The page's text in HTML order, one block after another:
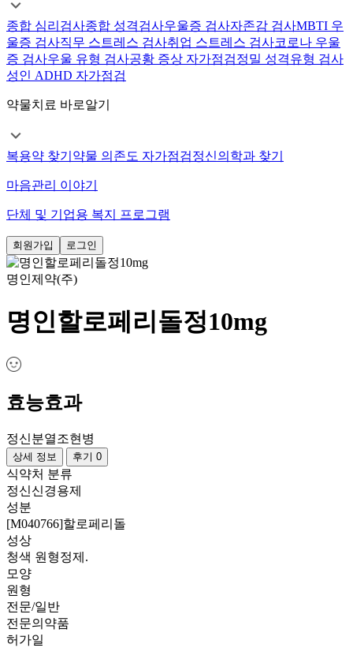
종합 심리검사종합 성격검사우울증 검사자존감 검사MBTI 우
울증 검사직무 스트레스 검사취업 스트레스 검사코로나 우울
증 검사우울 유형 검사공황 증상 자가점검정밀 성격유형 검사
성인 ADHD 자가점검
약물치료 바로알기
복용약 찾기 약물 의존도 자가점검정신의학과 찾기
마음관리 이야기
단체 및 기업용 복지 프로그램
회원가입 로그인
명인제약(주)
명인할로페리돌정10mg
효능효과
정신분열조현병
상세 정보 후기 0
식약처 분류
정신신경용제
성분
[M040766]할로페리돌
성상
청색 원형정제.
모양
원형
전문/일반
전문의약품
허가일